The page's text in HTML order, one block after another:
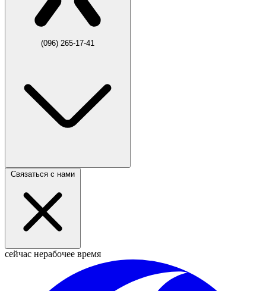
(096) 265-17-41
Связаться с нами
сейчас нерабочее время